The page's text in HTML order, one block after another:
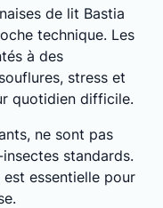
de lit Bastia
technique. Les
à des
stress et
quotidien difficile.
ne sont pas
standards.
essentielle pour